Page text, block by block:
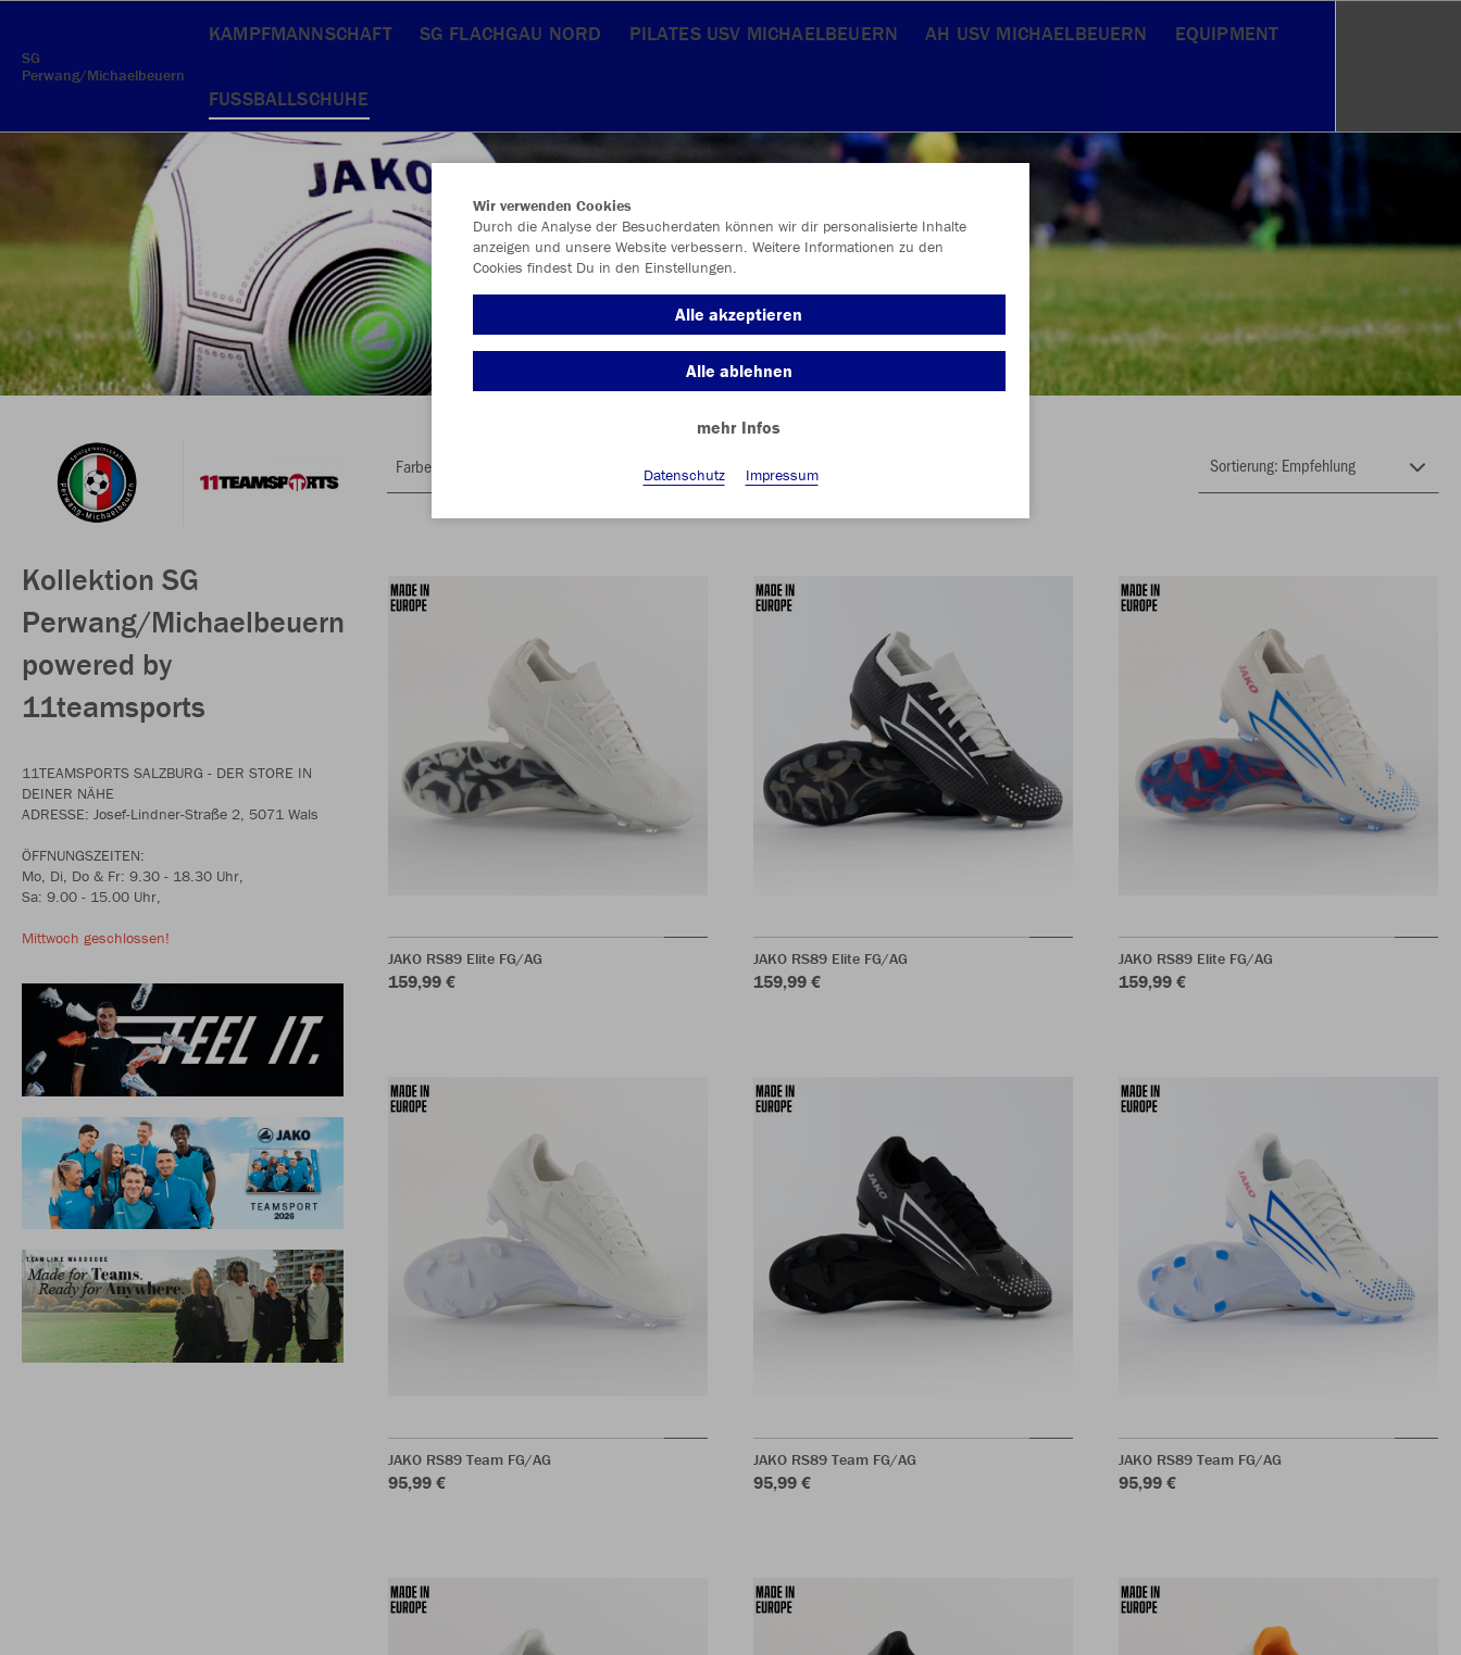
SG
Perwang/Michaelbeuern
KAMPFMANNSCHAFT SG FLACHGAU NORD PILATES USV MICHAELBEUERN AH USV MICHAELBEUERN EQUIPMENT
FUSSBALLSCHUHE
Kollektion SG
Perwang/Michaelbeuern
powered by
11teamsports
11TEAMSPORTS SALZBURG - DER STORE IN
DEINER NÄHE
ADRESSE: Josef-Lindner-Straße 2, 5071 Wals
ÖFFNUNGSZEITEN:
Mo, Di, Do & Fr: 9.30 - 18.30 Uhr,
Sa: 9.00 - 15.00 Uhr,
Mittwoch geschlossen!
Farbe
JAKO RS89 Elite FG/AG
159,99 €
JAKO RS89 Elite FG/AG
159,99 €
JAKO RS89 Elite FG/AG
159,99 €
JAKO RS89 Team FG/AG
95,99 €
JAKO RS89 Team FG/AG
95,99 €
JAKO RS89 Team FG/AG
95,99 €
Wir verwenden Cookies
Durch die Analyse der Besucherdaten können wir dir personalisierte Inhalte
anzeigen und unsere Website verbessern. Weitere Informationen zu den
Cookies findest Du in den Einstellungen.
Alle akzeptieren
Alle ablehnen
mehr Infos
Datenschutz Impressum